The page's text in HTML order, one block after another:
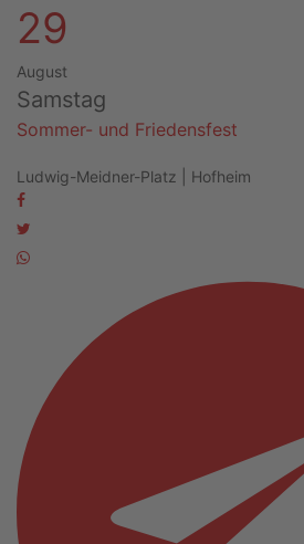
29
August
Samstag
Sommer- und Friedensfest
Ludwig-Meidner-Platz | Hofheim